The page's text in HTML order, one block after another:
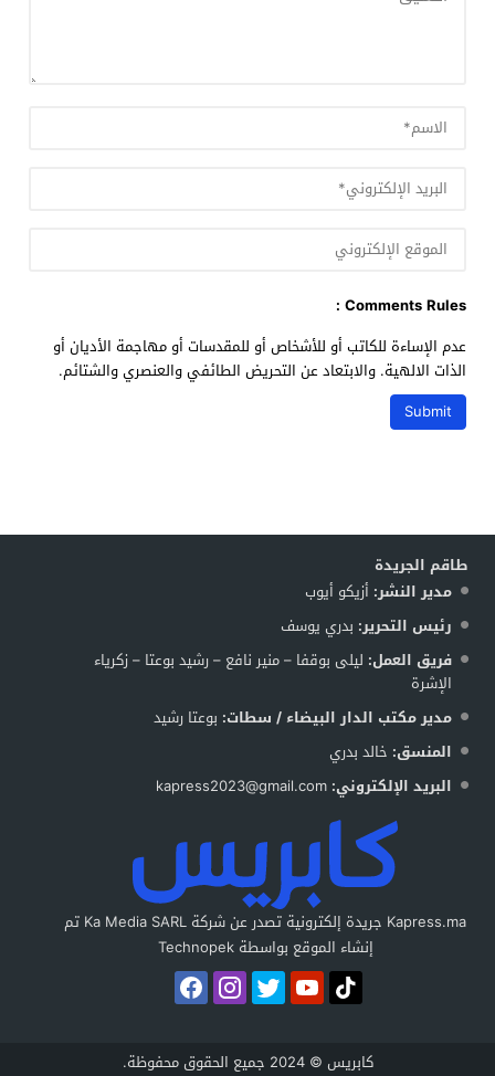
Comments Rules :
عدم الإساءة للكاتب أو للأشخاص أو للمقدسات أو مهاجمة الأديان أو
الذات الالهية. والابتعاد عن التحريض الطائفي والعنصري والشتائم.
طاقم الجريدة
مدير النشر: أزيكو أيوب
رئيس التحرير: بدري يوسف
فريق العمل: ليلى بوقفا – منير نافع – رشيد بوعتا – زكرياء
الإشرة
مدير مكتب الدار البيضاء / سطات: بوعتا رشيد
المنسق: خالد بدري
البريد الإلكتروني: kapress2023@gmail.com
Kapress.ma جريدة إلكترونية تصدر عن شركة Ka Media SARL تم
إنشاء الموقع بواسطة Technopek
كابريس © 2024 جميع الحقوق محفوظة.